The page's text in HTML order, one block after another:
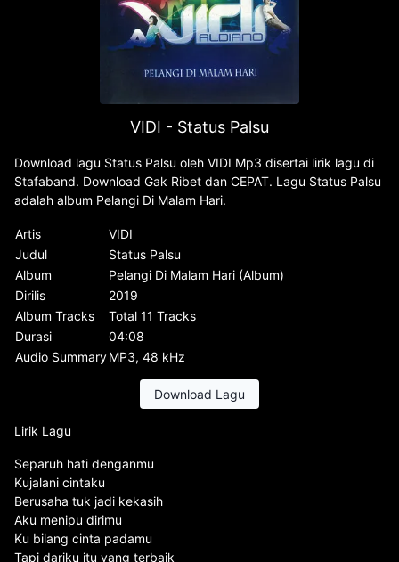
VIDI - Status Palsu
Download lagu Status Palsu oleh VIDI Mp3 disertai lirik lagu di
Stafaband. Download Gak Ribet dan CEPAT. Lagu Status Palsu
adalah album Pelangi Di Malam Hari.
Artis
VIDI
Judul
Status Palsu
Album
Pelangi Di Malam Hari (Album)
Dirilis
2019
Album Tracks
Total 11 Tracks
Durasi
04:08
Audio SummaryMP3, 48 kHz
Download Lagu
Lirik Lagu
Separuh hati denganmu
Kujalani cintaku
Berusaha tuk jadi kekasih
Aku menipu dirimu
Ku bilang cinta padamu
Tapi dariku itu yang terbaik